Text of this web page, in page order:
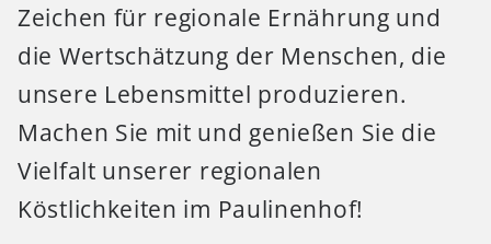
Zeichen für regionale Ernährung und
die Wertschätzung der Menschen, die
unsere Lebensmittel produzieren.
Machen Sie mit und genießen Sie die
Vielfalt unserer regionalen
Köstlichkeiten im Paulinenhof!